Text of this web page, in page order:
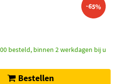
-65%
besteld, binnen 2 werkdagen bij u
Bestellen